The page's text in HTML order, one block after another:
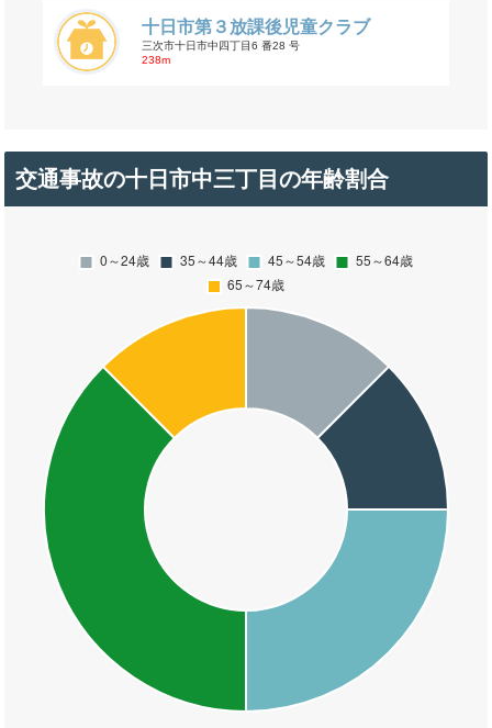
十日市第３放課後児童クラブ
三次市十日市中四丁目6 番28 号
238m
交通事故の十日市中三丁目の年齢割合